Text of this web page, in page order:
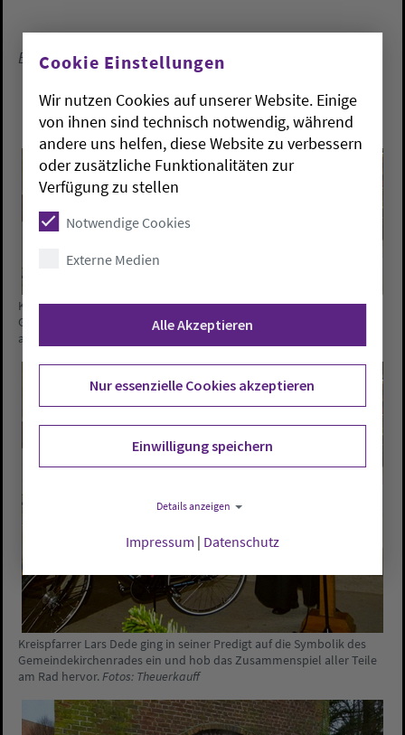
Ein Beitragvon Pfr. Stephan Bohlen
Kreispfarrer Lars Dede ging in seiner Predigt auf die Symbolik des
Gemeindekirchenrades ein und hob das Zusammenspiel aller Teile
am Rad hervor.
Kreispfarrer Lars Dede ging in seiner Predigt auf die Symbolik des
Gemeindekirchenrades ein und hob das Zusammenspiel aller Teile
am Rad hervor.Fotos: Theuerkauff
Cookie Einstellungen
Wir nutzen Cookies auf unserer Website. Einige
von ihnen sind technisch notwendig, während
andere uns helfen, diese Website zu verbessern
oder zusätzliche Funktionalitäten zur
Verfügung zu stellen
Notwendige Cookies
Externe Medien
Alle Akzeptieren
Nur essenzielle Cookies akzeptieren
Einwilligung speichern
Details anzeigen
Impressum | Datenschutz